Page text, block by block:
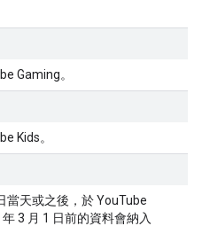
Gaming。
Kids。
當天或之後，於 YouTube
3 月 1 日前的資料會納入